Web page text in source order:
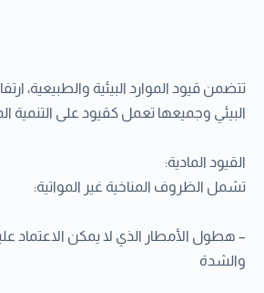
تتضمن قيود الموارد البيئية والطبيعية،
البيئي وجميعها تعمل كقيود على التنمية
القيود المادية:
تشمل الظروف المناخية غير المواتية:
– هطول الأمطار الذي لا يمكن الاعتماد
والشدة